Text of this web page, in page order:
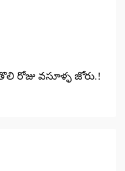
రోజు వసూళ్ళ జోరు.!